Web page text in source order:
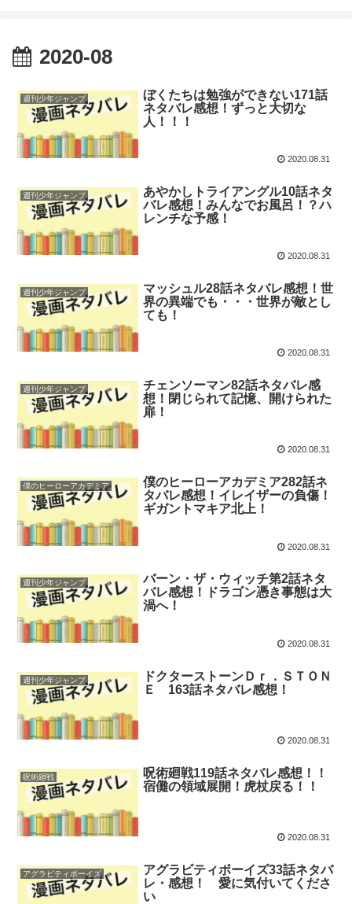
2020-08
週刊少年ジャンプ
ぼくたちは勉強ができない171話
ネタバレ感想！ずっと大切な
人！！！
2020.08.31
週刊少年ジャンプ
あやかしトライアングル10話ネタ
バレ感想！みんなでお風呂！？ハ
レンチな予感！
2020.08.31
週刊少年ジャンプ
マッシュル28話ネタバレ感想！世
界の異端でも・・・世界が敵とし
ても！
2020.08.31
週刊少年ジャンプ
チェンソーマン82話ネタバレ感
想！閉じられて記憶、開けられた
扉！
2020.08.31
僕のヒーローアカデミア
僕のヒーローアカデミア282話ネ
タバレ感想！イレイザーの負傷！
ギガントマキア北上！
2020.08.31
週刊少年ジャンプ
バーン・ザ・ウィッチ第2話ネタ
バレ感想！ドラゴン憑き事態は大
渦へ！
2020.08.31
週刊少年ジャンプ
ドクターストーンＤｒ．ＳＴＯＮ
Ｅ 163話ネタバレ感想！
2020.08.31
呪術廻戦
呪術廻戦119話ネタバレ感想！！
宿儺の領域展開！虎杖戻る！！
2020.08.31
アグラビティボーイズ
アグラビティボーイズ33話ネタバ
レ・感想！ 愛に気付いてくださ
い